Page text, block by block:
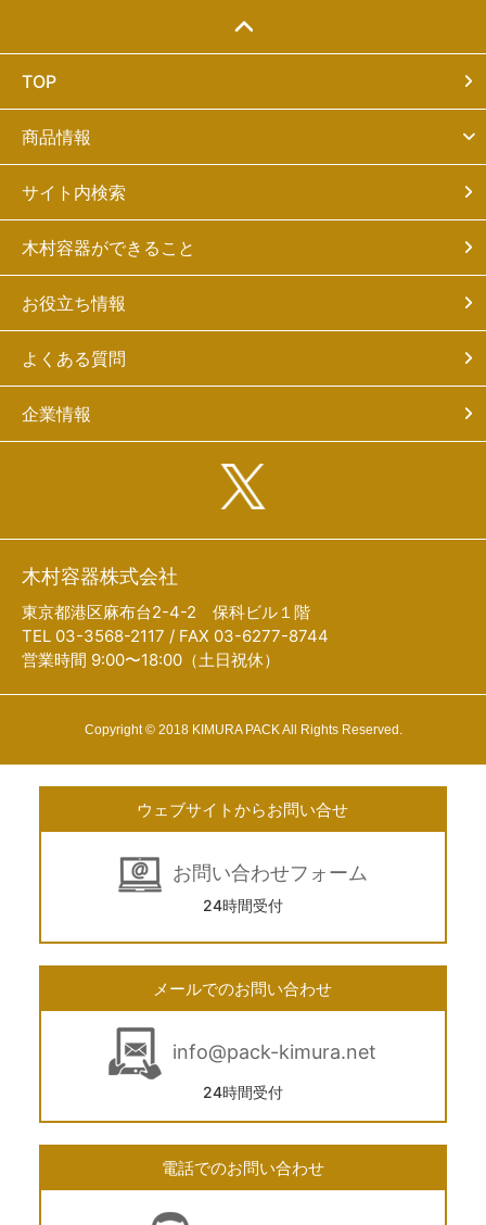
TOP
商品情報
サイト内検索
木村容器ができること
お役立ち情報
よくある質問
企業情報
木村容器株式会社
東京都港区麻布台2-4-2 保科ビル１階
TEL 03-3568-2117 / FAX 03-6277-8744
営業時間 9:00〜18:00（土日祝休）
Copyright © 2018 KIMURA PACK All Rights Reserved.
ウェブサイトからお問い合せ
お問い合わせフォーム
24時間受付
メールでのお問い合わせ
info@pack-kimura.net
24時間受付
電話でのお問い合わせ